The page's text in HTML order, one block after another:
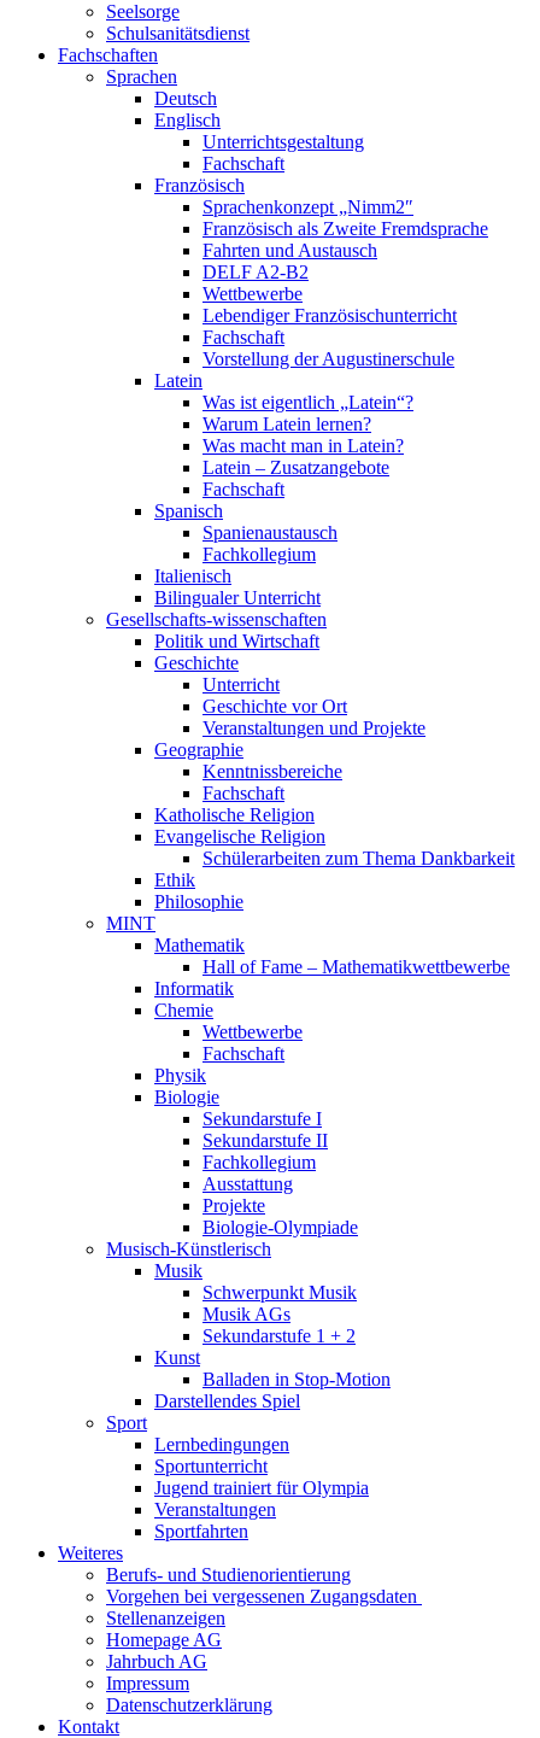
Seelsorge
Schulsanitätsdienst
Fachschaften
Sprachen
Deutsch
Englisch
Unterrichtsgestaltung
Fachschaft
Französisch
Sprachenkonzept „Nimm2″
Französisch als Zweite Fremdsprache
Fahrten und Austausch
DELF A2-B2
Wettbewerbe
Lebendiger Französischunterricht
Fachschaft
Vorstellung der Augustinerschule
Latein
Was ist eigentlich „Latein“?
Warum Latein lernen?
Was macht man in Latein?
Latein – Zusatzangebote
Fachschaft
Spanisch
Spanienaustausch
Fachkollegium
Italienisch
Bilingualer Unterricht
Gesellschafts-wissenschaften
Politik und Wirtschaft
Geschichte
Unterricht
Geschichte vor Ort
Veranstaltungen und Projekte
Geographie
Kenntnissbereiche
Fachschaft
Katholische Religion
Evangelische Religion
Schülerarbeiten zum Thema Dankbarkeit
Ethik
Philosophie
MINT
Mathematik
Hall of Fame – Mathematikwettbewerbe
Informatik
Chemie
Wettbewerbe
Fachschaft
Physik
Biologie
Sekundarstufe I
Sekundarstufe II
Fachkollegium
Ausstattung
Projekte
Biologie-Olympiade
Musisch-Künstlerisch
Musik
Schwerpunkt Musik
Musik AGs
Sekundarstufe 1 + 2
Kunst
Balladen in Stop-Motion
Darstellendes Spiel
Sport
Lernbedingungen
Sportunterricht
Jugend trainiert für Olympia
Veranstaltungen
Sportfahrten
Weiteres
Berufs- und Studienorientierung
Vorgehen bei vergessenen Zugangsdaten
Stellenanzeigen
Homepage AG
Jahrbuch AG
Impressum
Datenschutzerklärung
Kontakt